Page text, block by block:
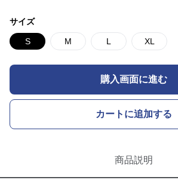
サイズ
S M L XL
購入画面に進む
カートに追加する
商品説明